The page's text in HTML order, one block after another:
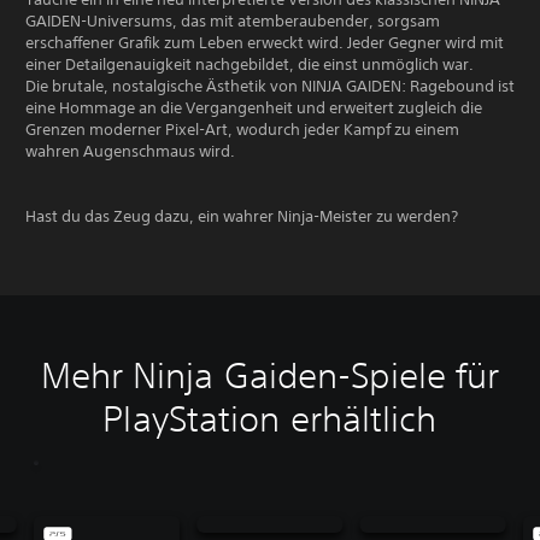
GAIDEN-Universums, das mit atemberaubender, sorgsam
erschaffener Grafik zum Leben erweckt wird. Jeder Gegner wird mit
einer Detailgenauigkeit nachgebildet, die einst unmöglich war.
Die brutale, nostalgische Ästhetik von NINJA GAIDEN: Ragebound ist
eine Hommage an die Vergangenheit und erweitert zugleich die
Grenzen moderner Pixel-Art, wodurch jeder Kampf zu einem
wahren Augenschmaus wird.
Hast du das Zeug dazu, ein wahrer Ninja-Meister zu werden?
Mehr Ninja Gaiden-Spiele für
PlayStation erhältlich